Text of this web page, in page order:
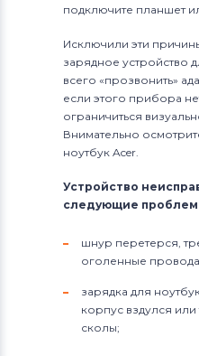
подключите планшет
Исключили эти
зарядное устройство
всего «прозвонить»
если этого прибора
ограничиться
Внимательно
ноутбук Acer.
Устройство
следующие
шнур перетерся,
оголенные
зарядка для
корпус вздулся
сколы;